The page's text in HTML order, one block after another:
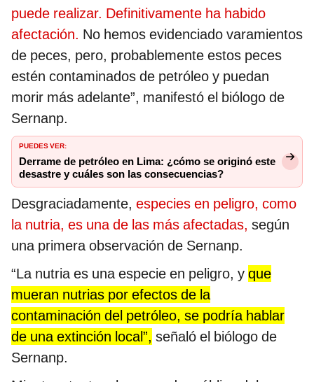
puede realizar. Definitivamente ha habido
afectación. No hemos evidenciado varamientos
de peces, pero, probablemente estos peces
estén contaminados de petróleo y puedan
morir más adelante”, manifestó el biólogo de
Sernanp.
PUEDES VER:
Derrame de petróleo en Lima: ¿cómo se originó este
desastre y cuáles son las consecuencias?
Desgraciadamente, especies en peligro, como
la nutria, es una de las más afectadas, según
una primera observación de Sernanp.
“La nutria es una especie en peligro, y que
mueran nutrias por efectos de la
contaminación del petróleo, se podría hablar
de una extinción local”, señaló el biólogo de
Sernanp.